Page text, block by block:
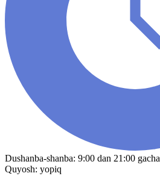
Dushanba-shanba: 9:00 dan 21:00 gacha
Quyosh: yopiq